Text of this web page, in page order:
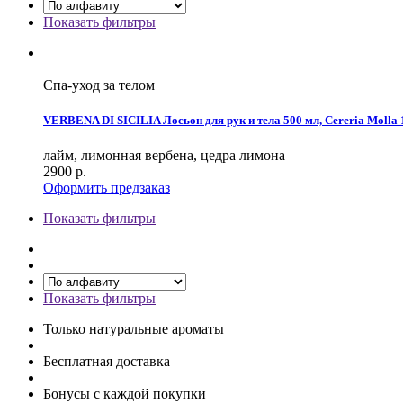
Показать фильтры
Спа-уход за телом
VERBENA DI SICILIA Лосьон для рук и тела 500 мл, Cereria Molla
лайм, лимонная вербена, цедра лимона
2900 р.
Оформить предзаказ
Показать фильтры
Показать фильтры
Только натуральные ароматы
Бесплатная доставка
Бонусы с каждой покупки